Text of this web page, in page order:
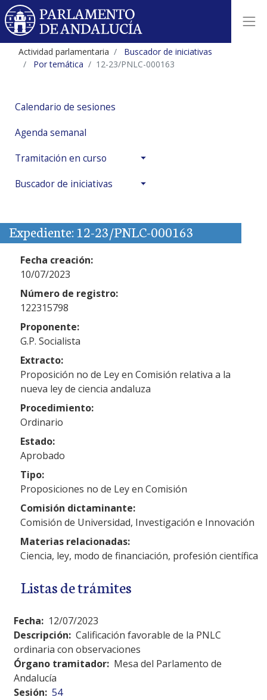
Actividad parlamentaria
Buscador de iniciativas
Por temática
12-23/PNLC-000163
Calendario de sesiones
Agenda semanal
Tramitación en curso
Buscador de iniciativas
Expediente: 12-23/PNLC-000163
Fecha creación:
10/07/2023
Número de registro:
122315798
Proponente:
G.P. Socialista
Extracto:
Proposición no de Ley en Comisión relativa a la
nueva ley de ciencia andaluza
Procedimiento:
Ordinario
Estado:
Aprobado
Tipo:
Proposiciones no de Ley en Comisión
Comisión dictaminante:
Comisión de Universidad, Investigación e Innovación
Materias relacionadas:
Ciencia, ley, modo de financiación, profesión científica
Listas de trámites
Fecha: 12/07/2023
Descripción: Calificación favorable de la PNLC
ordinaria con observaciones
Órgano tramitador: Mesa del Parlamento de
Andalucía
Sesión: 54